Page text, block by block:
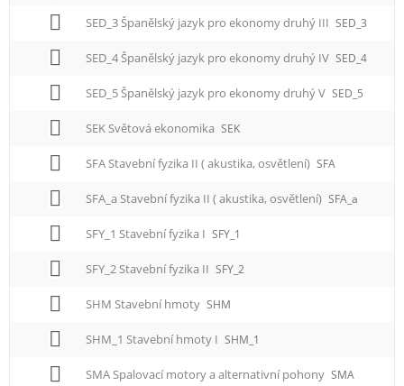
SED_3 Španělský jazyk pro ekonomy druhý III SED_3
SED_4 Španělský jazyk pro ekonomy druhý IV SED_4
SED_5 Španělský jazyk pro ekonomy druhý V SED_5
SEK Světová ekonomika SEK
SFA Stavební fyzika II ( akustika, osvětlení) SFA
SFA_a Stavební fyzika II ( akustika, osvětlení) SFA_a
SFY_1 Stavební fyzika I SFY_1
SFY_2 Stavební fyzika II SFY_2
SHM Stavební hmoty SHM
SHM_1 Stavební hmoty I SHM_1
SMA Spalovací motory a alternativní pohony SMA